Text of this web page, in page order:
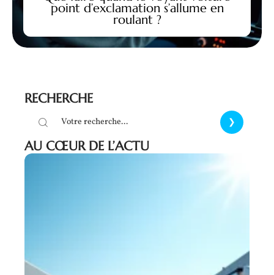
point d’exclamation s’allume en
roulant ?
RECHERCHE
AU CŒUR DE L’ACTU